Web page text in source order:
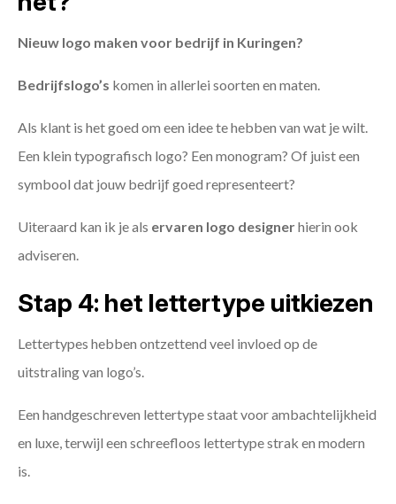
Nieuw logo maken voor bedrijf in Kuringen?
Bedrijfslogo’s komen in allerlei soorten en maten.
Als klant is het goed om een idee te hebben van wat je wilt.
Een klein typografisch logo? Een monogram? Of juist een
symbool dat jouw bedrijf goed representeert?
Uiteraard kan ik je als ervaren logo designerhierin ook
adviseren.
Stap 4: het lettertype uitkiezen
Lettertypes hebben ontzettend veel invloed op de
uitstraling van logo’s.
Een handgeschreven lettertype staat voor ambachtelijkheid
en luxe, terwijl een schreefloos lettertype strak en modern
is.